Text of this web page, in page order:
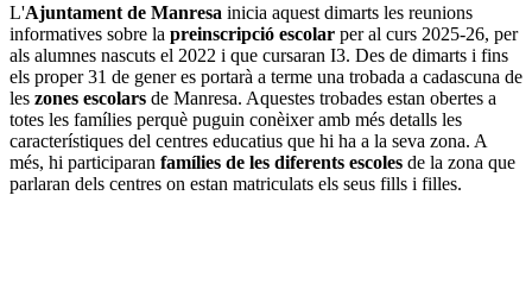
L'Ajuntament de Manresa inicia aquest dimarts les reunions
informatives sobre la preinscripció escolar per al curs 2025-26, per
als alumnes nascuts el 2022 i que cursaran I3. Des de dimarts i fins
els proper 31 de gener es portarà a terme una trobada a cadascuna de
les zones escolars de Manresa. Aquestes trobades estan obertes a
totes les famílies perquè puguin conèixer amb més detalls les
característiques del centres educatius que hi ha a la seva zona. A
més, hi participaran famílies de les diferents escoles de la zona que
parlaran dels centres on estan matriculats els seus fills i filles.